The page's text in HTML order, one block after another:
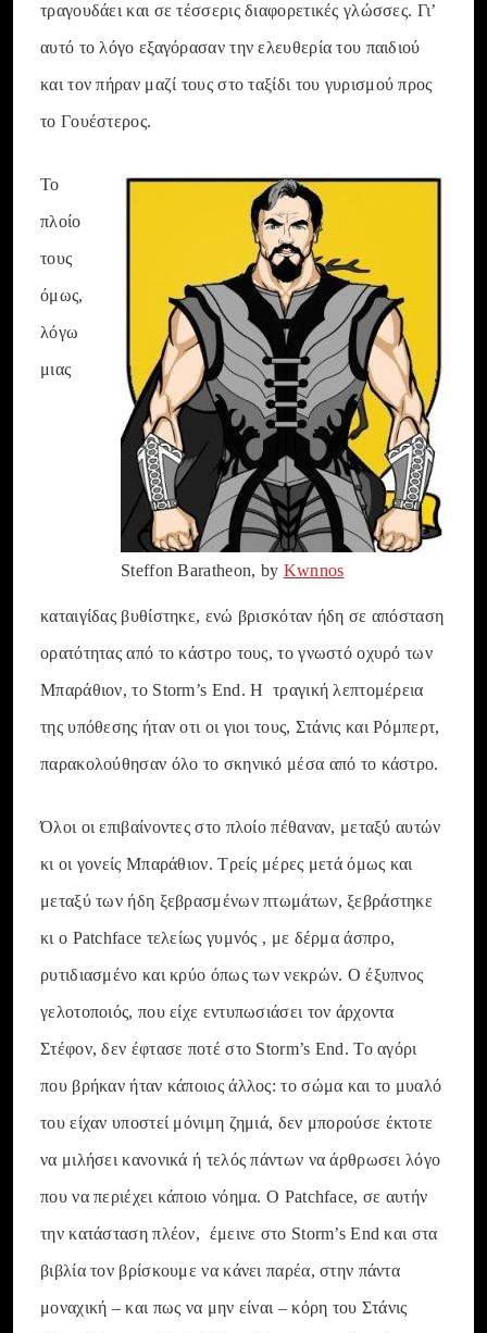
τραγουδάει και σε τέσσερις διαφορετικές γλώσσες. Γι’
αυτό το λόγο εξαγόρασαν την ελευθερία του παιδιού
και τον πήραν μαζί τους στο ταξίδι του γυρισμού προς
το Γουέστερος.
Steffon Baratheon, by Kwnnos
Το
πλοίο
τους
όμως,
λόγω
μιας
καταιγίδας βυθίστηκε, ενώ βρισκόταν ήδη σε απόσταση
ορατότητας από το κάστρο τους, το γνωστό οχυρό των
Μπαράθιον, το Storm’s End. Η τραγική λεπτομέρεια
της υπόθεσης ήταν οτι οι γιοι τους, Στάνις και Ρόμπερτ,
παρακολούθησαν όλο το σκηνικό μέσα από το κάστρο.
Όλοι οι επιβαίνοντες στο πλοίο πέθαναν, μεταξύ αυτών
κι οι γονείς Μπαράθιον. Τρείς μέρες μετά όμως και
μεταξύ των ήδη ξεβρασμένων πτωμάτων, ξεβράστηκε
κι ο Patchface τελείως γυμνός , με δέρμα άσπρο,
ρυτιδιασμένο και κρύο όπως των νεκρών. Ο έξυπνος
γελοτοποιός, που είχε εντυπωσιάσει τον άρχοντα
Στέφον, δεν έφτασε ποτέ στο Storm’s End. Το αγόρι
που βρήκαν ήταν κάποιος άλλος: το σώμα και το μυαλό
του είχαν υποστεί μόνιμη ζημιά, δεν μπορούσε έκτοτε
να μιλήσει κανονικά ή τελός πάντων να άρθρωσει λόγο
που να περιέχει κάποιο νόημα. Ο Patchface, σε αυτήν
την κατάσταση πλέον, έμεινε στο Storm’s End και στα
βιβλία τον βρίσκουμε να κάνει παρέα, στην πάντα
μοναχική – και πως να μην είναι – κόρη του Στάνις